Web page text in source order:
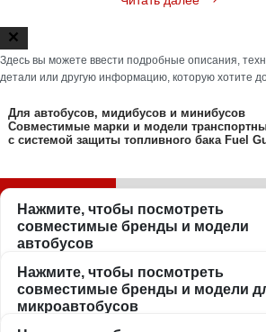
Fuel Guard
ставит удовлетворённость клиентов в
тщательно управляет всеми процессами
установки
ваш комфорт и уверенность на первое
защищает вас от кражи топлива,
несанкционированное вмешательство через
Читать далее